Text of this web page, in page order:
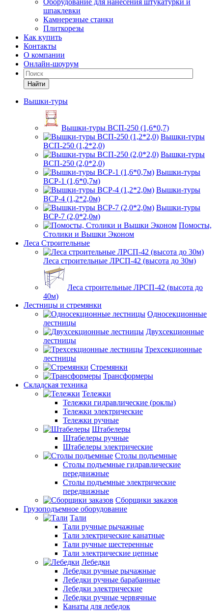
Оборудование для нанесения штукатурки и
шпаклевки
Камнерезные станки
Плиткорезы
Как купить
Контакты
О компании
Онлайн-шоурум
Найти
Вышки-туры
Вышки-туры ВСП-250 (1,6*0,7)
Вышки-туры
ВСП-250 (1,2*2,0)
Вышки-туры
ВСП-250 (2,0*2,0)
Вышки-туры
ВСР-1 (1,6*0,7м)
Вышки-туры
ВСР-4 (1,2*2,0м)
Вышки-туры
ВСР-7 (2,0*2,0м)
Помосты,
Столики и Вышки Эконом
Леса Строительные
Леса строительные ЛРСП-42 (высота до 30м)
Леса строительные ЛРСП-42 (высота до
40м)
Лестницы и стремянки
Односекционные
лестницы
Двухсекционные
лестницы
Трехсекционные
лестницы
Стремянки
Трансформеры
Складская техника
Тележки
Тележки гидравлические (роклы)
Тележки электрические
Тележки ручные
Штабелеры
Штабелеры ручные
Штабелеры электрические
Столы подъемные
Столы подъемные гидравлические
передвижные
Столы подъемные электрические
передвижные
Сборщики заказов
Грузоподъемное оборудование
Тали
Тали ручные рычажные
Тали электрические канатные
Тали ручные шестеренные
Тали электрические цепные
Лебедки
Лебедки ручные рычажные
Лебедки ручные барабанные
Лебедки электрические
Лебедки ручные червячные
Канаты для лебедок